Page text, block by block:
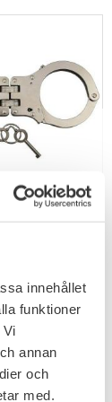
innehållet
funktioner
Vi
annan
och
med.
favoriter
Gångjärn